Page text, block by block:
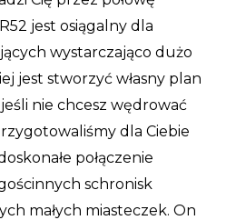
jest osiągalny dla
wystarczająco dużo
jest stworzyć własny plan
jeśli nie chcesz wędrować
dla Ciebie
połączenie
schronisk
małych miasteczek. On